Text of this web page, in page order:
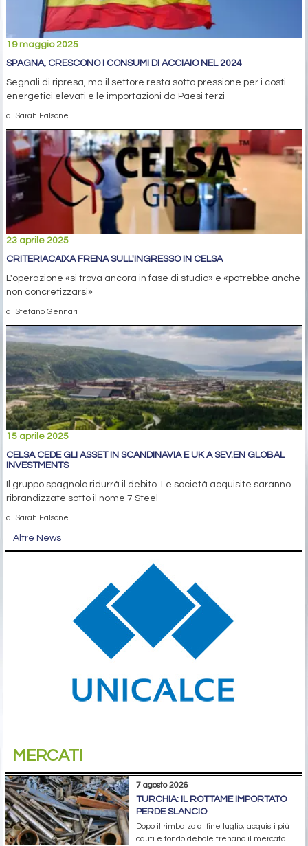
19 maggio 2025
SPAGNA, CRESCONO I CONSUMI DI ACCIAIO NEL 2024
Segnali di ripresa, ma il settore resta sotto pressione per i costi
energetici elevati e le importazioni da Paesi terzi
di Sarah Falsone
23 aprile 2025
CRITERIACAIXA FRENA SULL'INGRESSO IN CELSA
L'operazione «si trova ancora in fase di studio» e «potrebbe anche
non concretizzarsi»
di Stefano Gennari
15 aprile 2025
CELSA CEDE GLI ASSET IN SCANDINAVIA E UK A SEV.EN GLOBAL
INVESTMENTS
Il gruppo spagnolo ridurrà il debito. Le società acquisite saranno
ribrandizzate sotto il nome 7 Steel
di Sarah Falsone
Altre News
MERCATI
7 agosto 2026
TURCHIA: IL ROTTAME IMPORTATO
PERDE SLANCIO
Dopo il rimbalzo di fine luglio, acquisti più
cauti e tondo debole frenano il mercato.